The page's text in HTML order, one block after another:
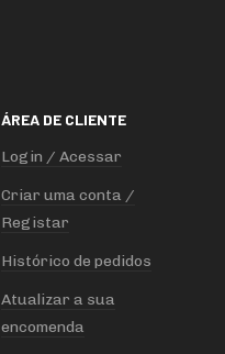
ÁREA DE CLIENTE
Login / Acessar
Criar uma conta /
Registar
Histórico de pedidos
Atualizar a sua
encomenda